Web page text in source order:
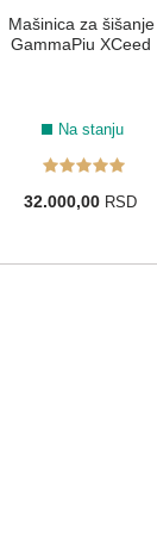
Mašinica za šišanje
GammaPiu XCeed
Na stanju
32.000,00 RSD